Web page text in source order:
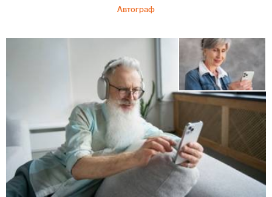
Автограф